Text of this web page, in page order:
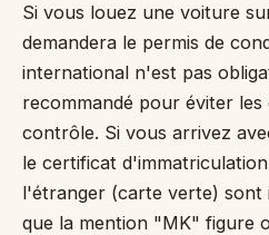
Si vous louez une voiture
demandera le permis de
international n'est pas
recommandé pour éviter les
contrôle. Si vous arrivez
le certificat
l'étranger (carte verte) sont
que la mention "MK" figure